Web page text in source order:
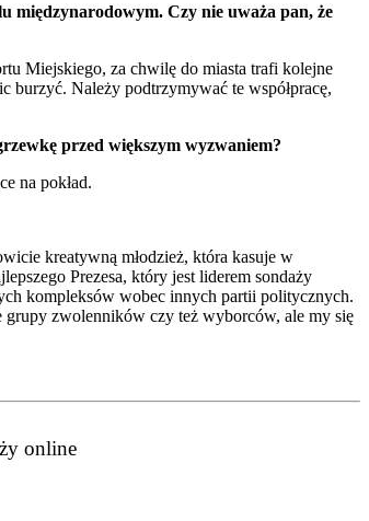
międzynarodowym. Czy nie uważa pan, że
Miejskiego, za chwilę do miasta trafi kolejne
burzyć. Należy podtrzymywać te współpracę,
przed większym wyzwaniem?
na pokład.
kreatywną młodzież, która kasuje w
Prezesa, który jest liderem sondaży
kompleksów wobec innych partii politycznych.
grupy zwolenników czy też wyborców, ale my się
online